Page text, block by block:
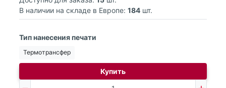
В наличии на складе в Европе: 184 шт.
Тип нанесения печати
Термотрансфер
Купить